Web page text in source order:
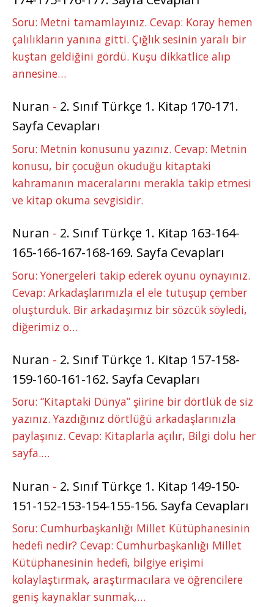
Soru: Metni tamamlayınız. Cevap: Koray hemen
çalılıkların yanına gitti. Çığlık sesinin yaralı bir
kuştan geldiğini gördü. Kuşu dikkatlice alıp
annesine…
Nuran - 2. Sınıf Türkçe 1. Kitap 170-171.
Sayfa Cevapları
Soru: Metnin konusunu yazınız. Cevap: Metnin
konusu, bir çocuğun okuduğu kitaptaki
kahramanın maceralarını merakla takip etmesi
ve kitap okuma sevgisidir.
Nuran - 2. Sınıf Türkçe 1. Kitap 163-164-
165-166-167-168-169. Sayfa Cevapları
Soru: Yönergeleri takip ederek oyunu oynayınız.
Cevap: Arkadaşlarımızla el ele tutuşup çember
oluşturduk. Bir arkadaşımız bir sözcük söyledi,
diğerimiz o…
Nuran - 2. Sınıf Türkçe 1. Kitap 157-158-
159-160-161-162. Sayfa Cevapları
Soru: “Kitaptaki Dünya” şiirine bir dörtlük de siz
yazınız. Yazdığınız dörtlüğü arkadaşlarınızla
paylaşınız. Cevap: Kitaplarla açılır, Bilgi dolu her
sayfa.…
Nuran - 2. Sınıf Türkçe 1. Kitap 149-150-
151-152-153-154-155-156. Sayfa Cevapları
Soru: Cumhurbaşkanlığı Millet Kütüphanesinin
hedefi nedir? Cevap: Cumhurbaşkanlığı Millet
Kütüphanesinin hedefi, bilgiye erişimi
kolaylaştırmak, araştırmacılara ve öğrencilere
geniş kaynaklar sunmak,…